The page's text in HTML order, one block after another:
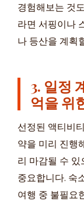
경험해보는 것
라면 서핑이나
나 등산을 계획
3. 일정
억을 위
선정된 액티비
약을 미리 진행
리 마감될 수 있
중요합니다. 숙
여행 중 불필요